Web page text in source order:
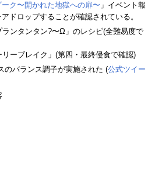
ク〜開かれた地獄への扉〜 」イベント報
ドロップすることが確認されている。
ランタンタン?〜Ω」のレシピ(全難易度で
リーブレイク」(第四・最終侵食で確認)
のバランス調子が実施された (公式ツイー